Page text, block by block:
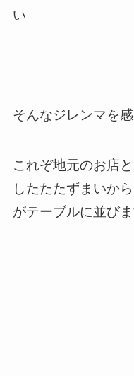
い
そんなジレンマを感
これぞ地元のお店
したたたずまいか
がテーブルに並びま